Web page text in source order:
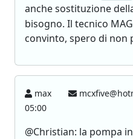
anche sostituzione
bisogno. Il tecnico
convinto, spero di non
max
05:00
@Christian: la pompa